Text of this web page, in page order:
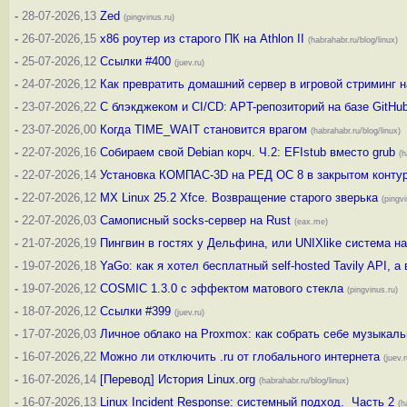
- 28-07-2026,13 Zed (pingvinus.ru)
- 26-07-2026,15 x86 роутер из старого ПК на Athlon II (habrahabr.ru/blog/linux)
- 25-07-2026,12 Ссылки #400 (juev.ru)
- 24-07-2026,12 Как превратить домашний сервер в игровой стриминг
- 23-07-2026,22 С блэкджеком и CI/CD: APT-репозиторий на базе
- 23-07-2026,00 Когда TIME_WAIT становится врагом (habrahabr.ru/blog/linux)
- 22-07-2026,16 Собираем свой Debian корч. Ч.2: EFIstub вместо grub
- 22-07-2026,14 Установка КОМПАС-3D на РЕД ОС 8 в закрытом
- 22-07-2026,12 MX Linux 25.2 Xfce. Возвращение старого зверька
- 22-07-2026,03 Самописный socks-сервер на Rust (eax.me)
- 21-07-2026,19 Пингвин в гостях у Дельфина, или UNIXlike система
- 19-07-2026,18 YaGo: как я хотел бесплатный self-hosted Tavily API, а
- 19-07-2026,12 COSMIC 1.3.0 с эффектом матового стекла (pingvinus.ru)
- 18-07-2026,12 Ссылки #399 (juev.ru)
- 17-07-2026,03 Личное облако на Proxmox: как собрать себе
- 16-07-2026,22 Можно ли отключить .ru от глобального интернета
- 16-07-2026,14 [Перевод] История Linux.org (habrahabr.ru/blog/linux)
- 16-07-2026,13 Linux Incident Response: системный подход. Часть 2